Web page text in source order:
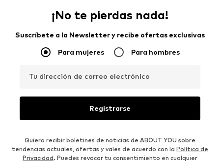
¡No te pierdas nada!
Suscríbete a la Newsletter y recibe ofertas exclusivas
Para mujeres Para hombres
Tu dirección de correo electrónico
Registrarse
Quiero recibir boletines de noticias de ABOUT YOU sobre
tendencias actuales, ofertas y vales de acuerdo con la Política de
Privacidad. Puedes revocar tu consentimiento en cualquier